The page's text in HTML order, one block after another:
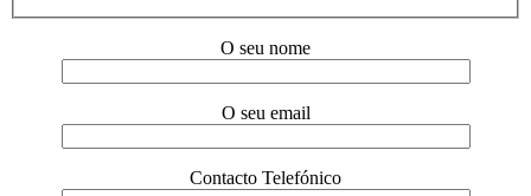
O seu nome
O seu email
Contacto Telefónico